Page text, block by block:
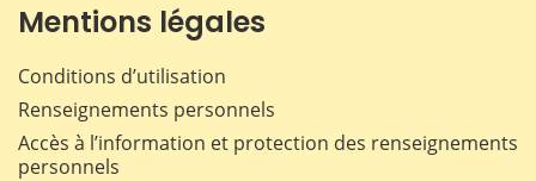
Mentions légales
Conditions d’utilisation
Renseignements personnels
Accès à l’information et protection des renseignements
personnels